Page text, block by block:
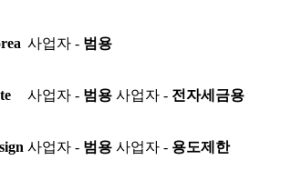
사업자 - 범용
사업자 - 범용 사업자 - 전자세금용
사업자 - 범용 사업자 - 용도제한